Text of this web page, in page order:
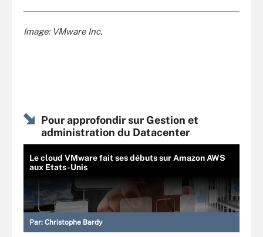
Image: VMware Inc.
Pour approfondir sur Gestion et
administration du Datacenter
Le cloud VMware fait ses débuts sur Amazon AWS
aux Etats-Unis
Par: Christophe Bardy